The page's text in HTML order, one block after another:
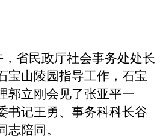
，省民政厅社会事务处处长
宝山陵园指导工作，石宝
郭立刚会见了张亚平一
书记王勇、事务科科长谷
志陪同。